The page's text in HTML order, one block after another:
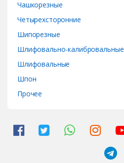
Чашкорезные
Четырехсторонние
Шипорезные
Шлифовально-калибровальные
Шлифовальные
Шпон
Прочее